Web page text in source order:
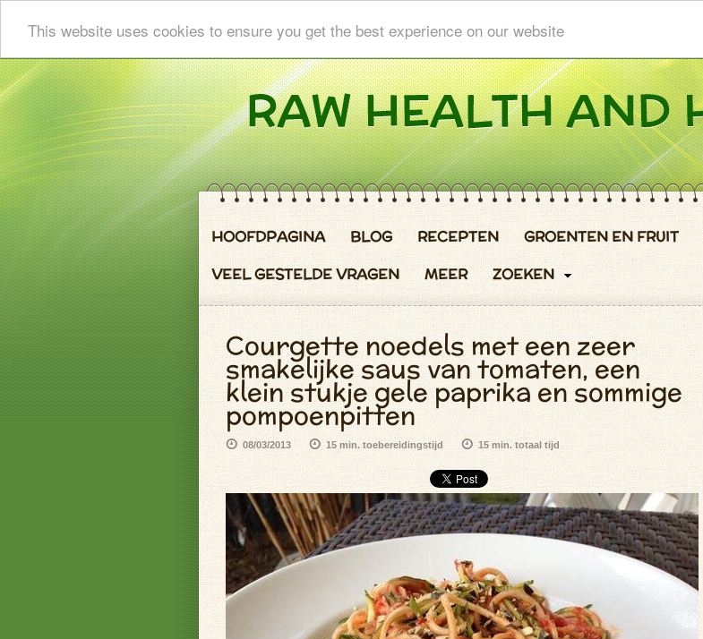
This website uses cookies to ensure you get the best experience on our website
HOOFDPAGINA BLOG RECEPTEN GROENTEN EN FRUIT
VEEL GESTELDE VRAGEN
MEER ZOEKEN
Courgette noedels met een zeer
smakelijke saus van tomaten, een
klein stukje gele paprika en sommige
pompoenpitten
08/03/2013 15 min. toebereidingstijd 15 min. totaal tijd